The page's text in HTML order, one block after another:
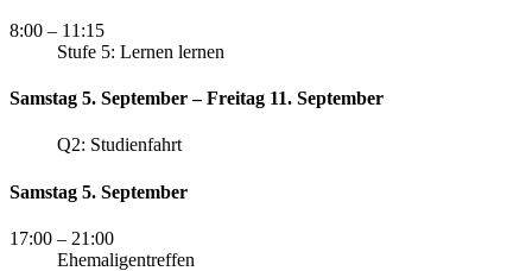
8:00 – 11:15
Stufe 5: Lernen lernen
Samstag 5. September – Freitag 11. September
Q2: Studienfahrt
Samstag 5. September
17:00 – 21:00
Ehemaligentreffen